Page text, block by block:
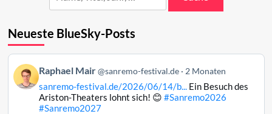
Neueste BlueSky-Posts
Beitrag
von
Raphael
Raphael Mair @sanremo-festival.de 2 Monaten
sanremo-festival.de/2026/06/14/b...Ein Besuch des
Ariston-Theaters lohnt sich! 😊 #Sanremo2026
#Sanremo2027